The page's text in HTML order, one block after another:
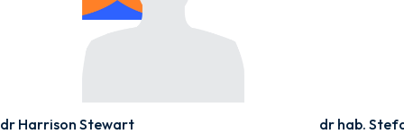
dr Harrison Stewart dr hab.